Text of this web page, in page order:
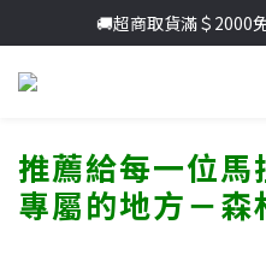
加入新會員送首
🚚超商取貨滿＄2000
加入新會員送首
推薦給每一位馬
專屬的地方－森